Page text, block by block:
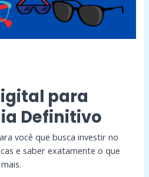
para
Definitivo
você que busca investir no
e saber exatamente o que